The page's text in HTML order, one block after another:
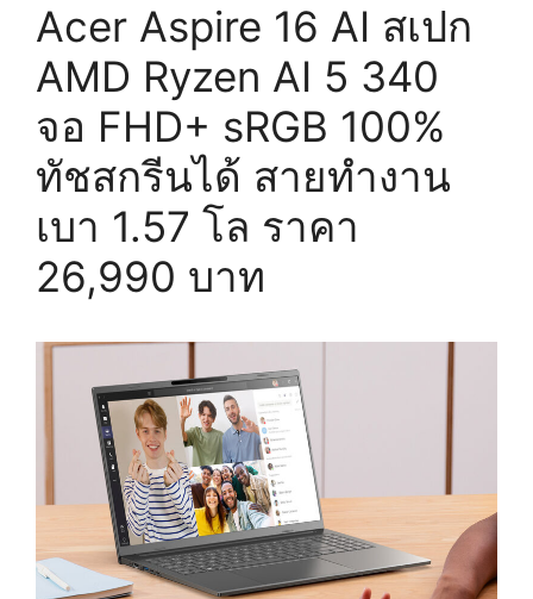
Acer Aspire 16 AI สเปก
AMD Ryzen AI 5 340
จอ FHD+ sRGB 100%
ทัชสกรีนได้ สายทำงาน
เบา 1.57 โล ราคา
26,990 บาท